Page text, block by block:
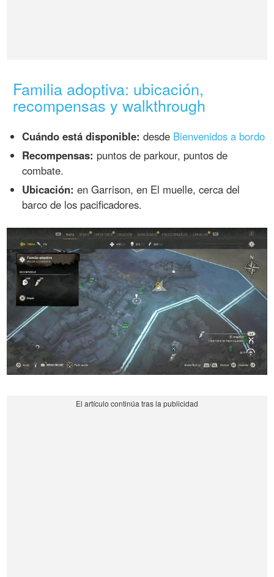
Familia adoptiva: ubicación,
recompensas y walkthrough
Cuándo está disponible: desde Bienvenidos a bordo
Recompensas: puntos de parkour, puntos de
combate.
Ubicación: en Garrison, en El muelle, cerca del
barco de los pacificadores.